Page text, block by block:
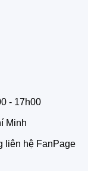
- 17h00
Minh
liên hệ FanPage